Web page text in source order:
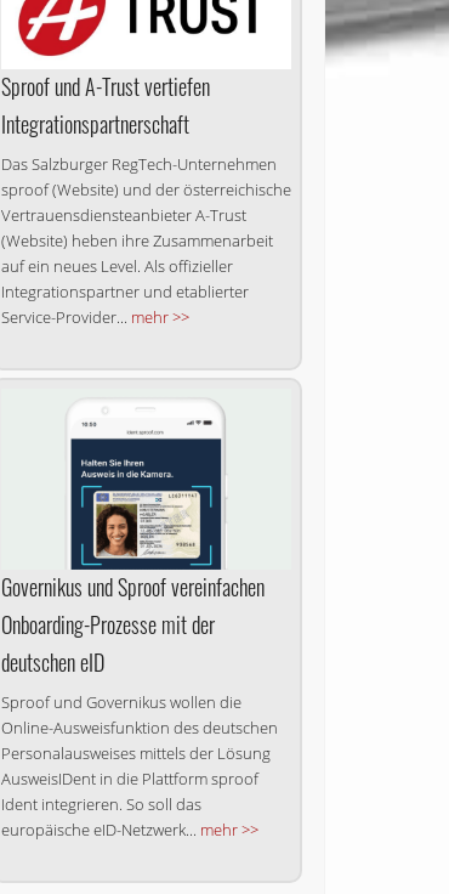
Sproof und A-Trust vertiefen
Integrationspartnerschaft
Das Salzburger RegTech-Unternehmen
sproof (Website) und der österreichische
Vertrauens­dienste­anbieter A-Trust
(Website) heben ihre Zusammenarbeit
auf ein neues Level. Als offizieller
Integrationspartner und etablierter
Service-Provider... mehr >>
Governikus und Sproof vereinfachen
Onboarding-Prozesse mit der
deutschen eID
Sproof und Governikus wollen die
Online-Ausweisfunktion des deutschen
Personalausweises mittels der Lösung
AusweisIDent in die Plattform sproof
Ident integrieren. So soll das
europäische eID-Netzwerk... mehr >>